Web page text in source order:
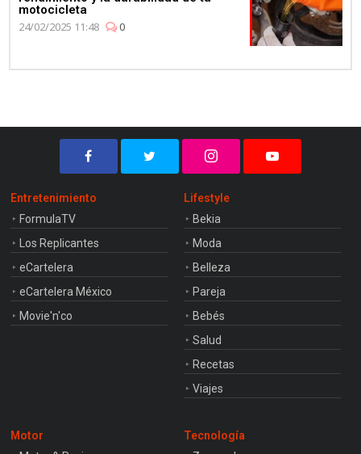
motocicleta
24/02/2025 11:48
0
Entretenimiento
FormulaTV
Los Replicantes
eCartelera
eCartelera México
Movie'n'co
Lifestyle
Bekia
Moda
Belleza
Pareja
Bebés
Salud
Recetas
Viajes
Motor
Tecnología